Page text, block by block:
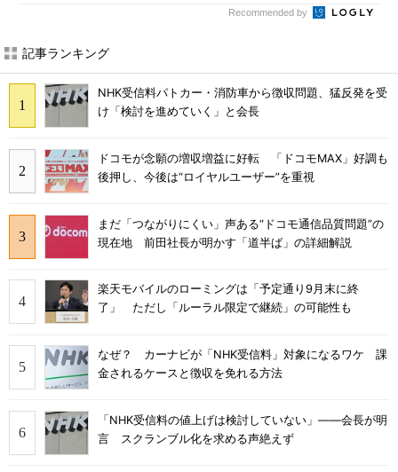
Recommended by
記事ランキング
NHK受信料パトカー・消防車から徴収問題、猛反発を受
け「検討を進めていく」と会長
ドコモが念願の増収増益に好転 「ドコモMAX」好調も
後押し、今後は“ロイヤルユーザー”を重視
まだ「つながりにくい」声ある“ドコモ通信品質問題”の
現在地 前田社長が明かす「道半ば」の詳細解説
楽天モバイルのローミングは「予定通り9月末に終
了」 ただし「ルーラル限定で継続」の可能性も
なぜ？ カーナビが「NHK受信料」対象になるワケ 課
金されるケースと徴収を免れる方法
「NHK受信料の値上げは検討していない」――会長が明
言 スクランブル化を求める声絶えず